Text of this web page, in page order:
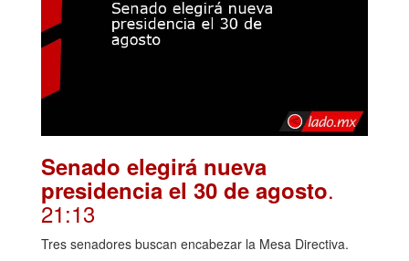
Senado elegirá nueva
presidencia el 30 de agosto.
21:13
Tres senadores buscan encabezar la Mesa Directiva.